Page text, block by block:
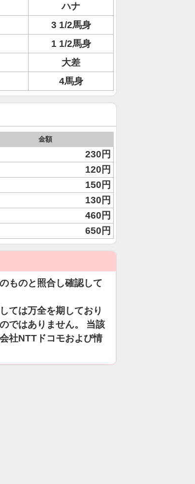
ハナ
3 1/2馬身
1 1/2馬身
大差
4馬身
金額
230円
120円
150円
130円
460円
650円
ものと照合し確認して
ては万全を期しており
ではありません。 当該
社NTTドコモおよび情